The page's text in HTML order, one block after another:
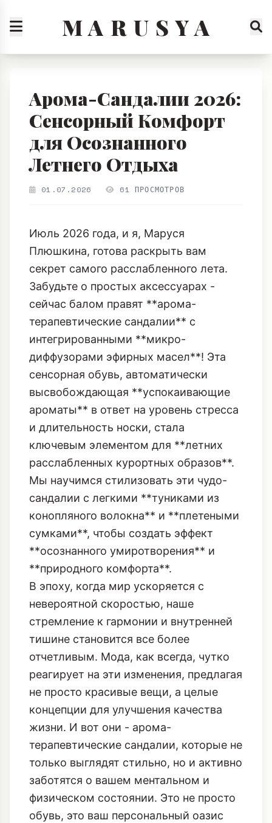
M A R U S Y A
Арома-Сандалии 2026:
Сенсорный Комфорт
для Осознанного
Летнего Отдыха
01.07.2026 61 ПРОСМОТРОВ
Июль 2026 года, и я, Маруся
Плюшкина, готова раскрыть вам
секрет самого расслабленного лета.
Забудьте о простых аксессуарах -
сейчас балом правят **арома-
терапевтические сандалии** с
интегрированными **микро-
диффузорами эфирных масел**! Эта
сенсорная обувь, автоматически
высвобождающая **успокаивающие
ароматы** в ответ на уровень стресса
и длительность носки, стала
ключевым элементом для **летних
расслабленных курортных образов**.
Мы научимся стилизовать эти чудо-
сандалии с легкими **туниками из
конопляного волокна** и **плетеными
сумками**, чтобы создать эффект
**осознанного умиротворения** и
**природного комфорта**.
В эпоху, когда мир ускоряется с
невероятной скоростью, наше
стремление к гармонии и внутренней
тишине становится все более
отчетливым. Мода, как всегда, чутко
реагирует на эти изменения, предлагая
не просто красивые вещи, а целые
концепции для улучшения качества
жизни. И вот они - арома-
терапевтические сандалии, которые не
только выглядят стильно, но и активно
заботятся о вашем ментальном и
физическом состоянии. Это не просто
обувь, это ваш персональный оазис